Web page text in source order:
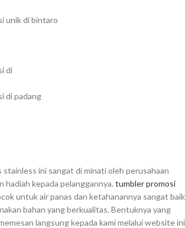
stainless ini sangat di minati oleh perusahaan
hadiah kepada pelanggannya. tumbler promosi
untuk air panas dan ketahanannya sangat baik
bahan yang berkualitas. Bentuknya yang
langsung kepada kami melalui website ini